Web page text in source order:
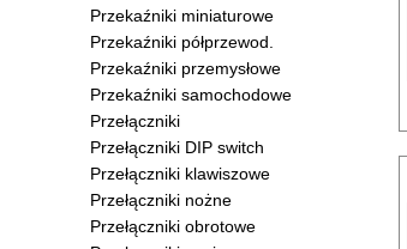
Przekaźniki miniaturowe
Przekaźniki półprzewod.
Przekaźniki przemysłowe
Przekaźniki samochodowe
Przełączniki
Przełączniki DIP switch
Przełączniki klawiszowe
Przełączniki nożne
Przełączniki obrotowe